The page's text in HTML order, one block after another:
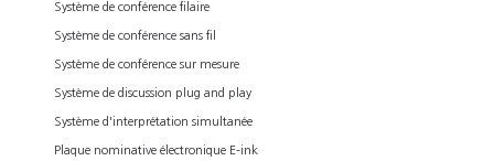
Système de conférence filaire
Système de conférence sans fil
Système de conférence sur mesure
Système de discussion plug and play
Système d'interprétation simultanée
Plaque nominative électronique E-ink